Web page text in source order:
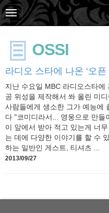
OSSI
라디오 스타에 나온 ‘오픈
지난 수요일 MBC 라디오스타에
공 위성을 제작해서 쏴 올린 미
사람들에게 생소한 그가 예능에
다 "코미디라서... 영웅으로 만
이 앞에서 받아 적고 있는게 너
는 데에 다양한 이야기를 할 수
하는 일반인 게스트, 티셔츠 ...
2013/09/27